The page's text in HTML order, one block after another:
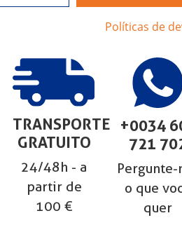
Políticas de
TRANSPORTE
GRATUITO
24/48h - a
partir de
100 €
+0034
721
Pergunte-
o que
quer